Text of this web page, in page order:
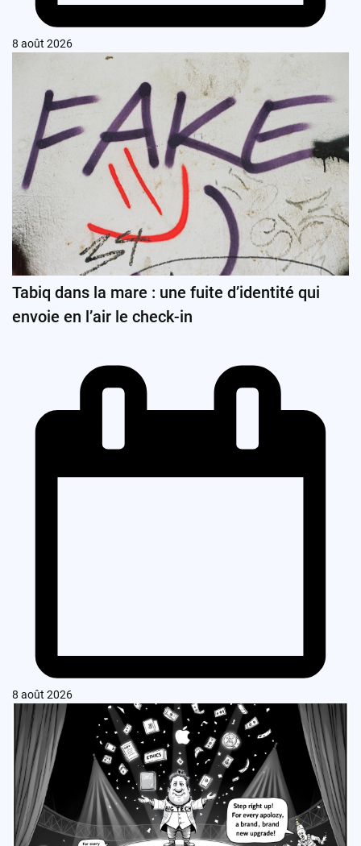
8 août 2026
Tabiq dans la mare : une fuite d’identité qui
envoie en l’air le check-in
8 août 2026